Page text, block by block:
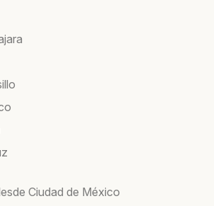
Ciudad de México